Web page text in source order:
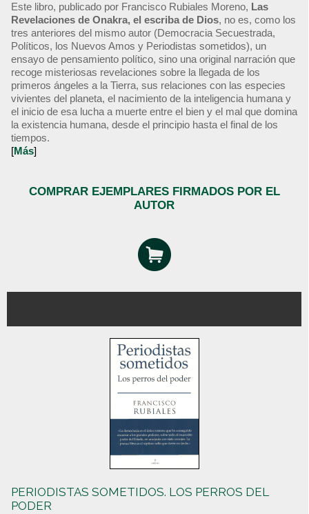
Este libro, publicado por Francisco Rubiales Moreno, Las
Revelaciones de Onakra, el escriba de Dios, no es, como los
tres anteriores del mismo autor (Democracia Secuestrada,
Políticos, los Nuevos Amos y Periodistas sometidos), un
ensayo de pensamiento político, sino una original narración que
recoge misteriosas revelaciones sobre la llegada de los
primeros ángeles a la Tierra, sus relaciones con las especies
vivientes del planeta, el nacimiento de la inteligencia humana y
el inicio de esa lucha a muerte entre el bien y el mal que domina
la existencia humana, desde el principio hasta el final de los
tiempos.
[Más]
COMPRAR EJEMPLARES FIRMADOS POR EL
AUTOR
PERIODISTAS SOMETIDOS. LOS PERROS DEL
PODER